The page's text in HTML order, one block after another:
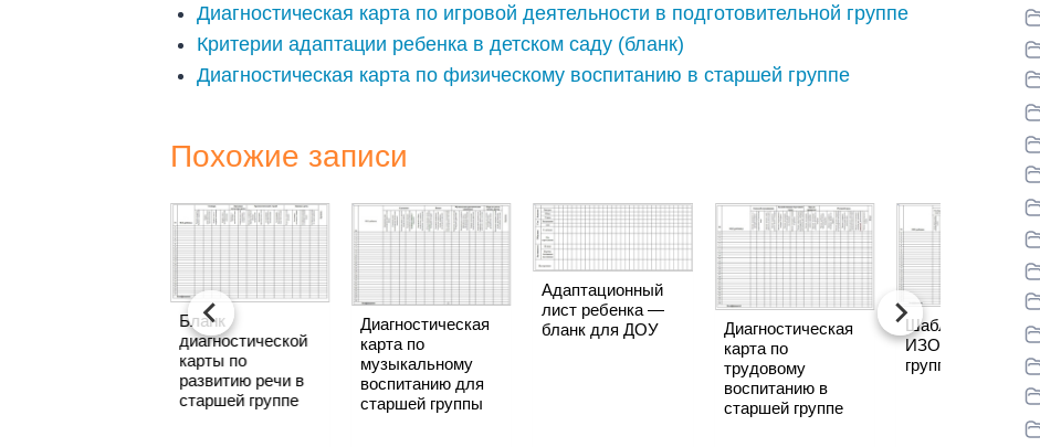
Диагностическая карта по игровой деятельности в подготовительной группе
Критерии адаптации ребенка в детском саду (бланк)
Диагностическая карта по физическому воспитанию в старшей группе
Похожие записи
Бланк
диагностической
карты по
развитию речи в
старшей группе
Диагностическая
карта по
музыкальному
воспитанию для
старшей группы
Адаптационный
лист ребенка —
бланк для ДОУ
Диагностическая
карта по
трудовому
воспитанию в
старшей группе
Шаблон карты по
ИЗО в старшей
группе